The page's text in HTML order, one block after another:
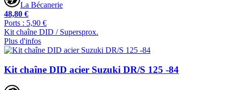
La Bécanerie
48,80 €
Ports : 5,90 €
Kit chaîne DID / Supersprox.
Plus d'infos
Kit chaîne DID acier Suzuki DR/S 125 -84